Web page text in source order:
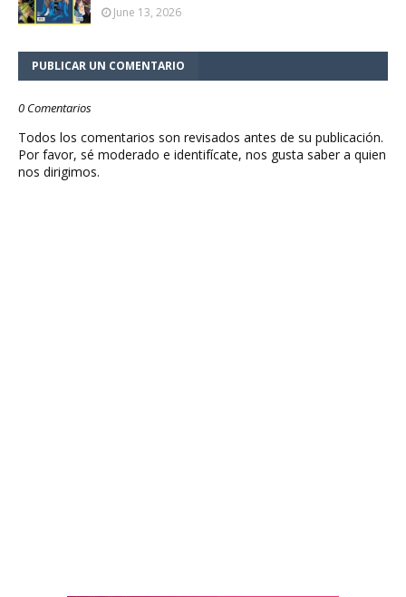
June 13, 2026
PUBLICAR UN COMENTARIO
0 Comentarios
Todos los comentarios son revisados antes de su publicación.
Por favor, sé moderado e identifícate, nos gusta saber a quien
nos dirigimos.